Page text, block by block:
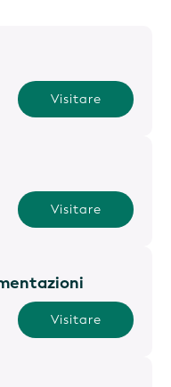
Visitare
Visitare
Visitare